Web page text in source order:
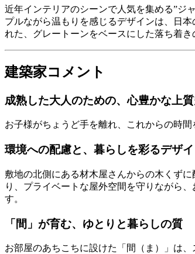
近年インテリアのシーンで人気を集める”ジ
プルながら温もりを感じるデザインは、日
れた、グレートーンをベースにした落ち着
建築家コメント
成熟した大人のための、心豊かな上
お子様がちょうど手を離れ、これからの時
環境への配慮と、暮らしを彩るデザ
敷地の北側にある材木屋さんからの木くず
り、プライベートな屋外空間を守りながら
す。
「間」が育む、ゆとりと暮らしの質
お部屋のあちこちに設けた「間（ま）」は